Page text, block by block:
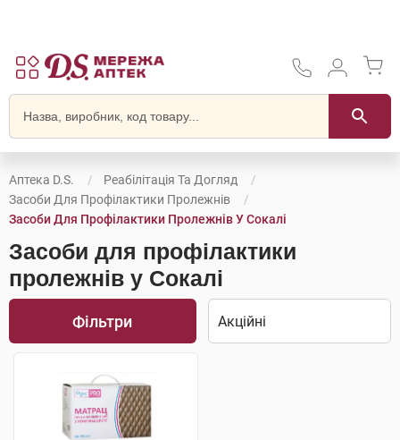
Аптека D.S.
Реабілітація Та Догляд
Засоби Для Профілактики Пролежнів
Засоби Для Профілактики Пролежнів У Сокалі
Засоби для профілактики
пролежнів у Сокалі
Фільтри